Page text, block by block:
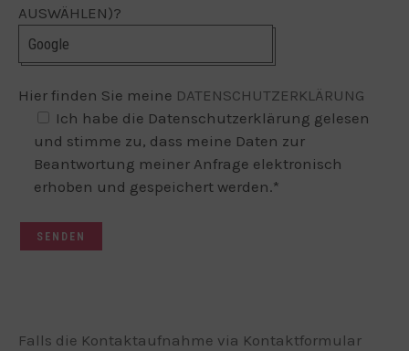
AUSWÄHLEN)?
Hier finden Sie meine DATENSCHUTZERKLÄRUNG
Ich habe die Datenschutzerklärung gelesen
und stimme zu, dass meine Daten zur
Beantwortung meiner Anfrage elektronisch
erhoben und gespeichert werden.*
Falls die Kontaktaufnahme via Kontaktformular